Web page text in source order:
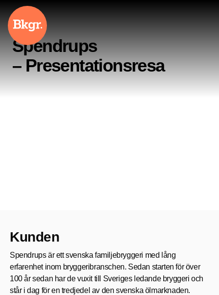
Hem
Presentationer
Contentproduktion
Utbildningar
Kundcase
Spendrups
– Presentationsresa
Kunden
Spendrups ärett svenska familjebryggeri med lång
erfarenhet inom bryggeribranschen. Sedan starten för över
100 år sedan har de vuxit till Sveriges ledande bryggeri och
står i dag för en tredjedel av den svenska ölmarknaden.